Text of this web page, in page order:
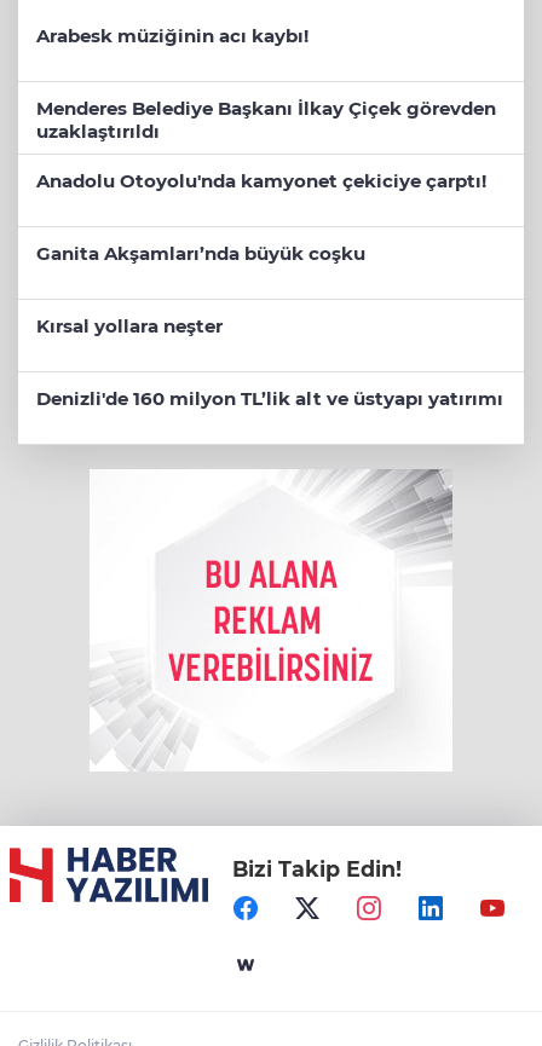
Arabesk müziğinin acı kaybı!
Menderes Belediye Başkanı İlkay Çiçek görevden
uzaklaştırıldı
Anadolu Otoyolu'nda kamyonet çekiciye çarptı!
Ganita Akşamları’nda büyük coşku
Kırsal yollara neşter
Denizli'de 160 milyon TL’lik alt ve üstyapı yatırımı
Bizi Takip Edin!